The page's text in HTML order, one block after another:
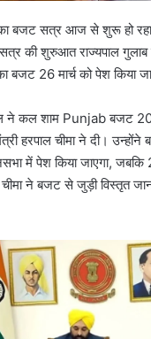
बजट सत्र आज से शुरू हो रहा
की शुरुआत राज्यपाल गुलाब
बजट 26 मार्च को पेश किया
ने कल शाम Punjab बजट
हरपाल चीमा ने दी।
में पेश किया जाएगा, जबकि
चीमा ने बजट से जुड़ी विस्तृत